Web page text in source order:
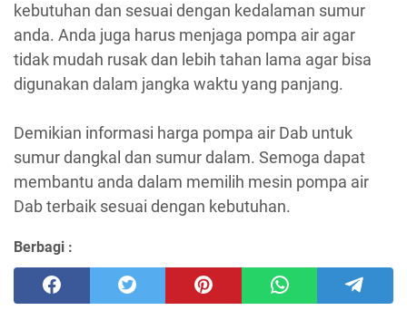
kebutuhan dan sesuai dengan kedalaman sumur
anda. Anda juga harus menjaga pompa air agar
tidak mudah rusak dan lebih tahan lama agar bisa
digunakan dalam jangka waktu yang panjang.
Demikian informasi harga pompa air Dab untuk
sumur dangkal dan sumur dalam. Semoga dapat
membantu anda dalam memilih mesin pompa air
Dab terbaik sesuai dengan kebutuhan.
Berbagi :